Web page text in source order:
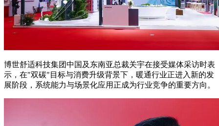
博世舒适科技集团中国及东南亚总裁关宇在接受媒体采访时表
示，在"双碳"目标与消费升级背景下，暖通行业正进入新的发
展阶段，系统能力与场景化应用正成为行业竞争的重要方向。